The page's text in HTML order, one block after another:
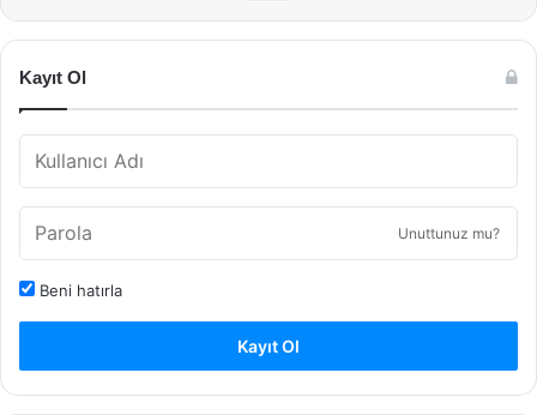
Kayıt Ol
Unuttunuz mu?
Beni hatırla
Kayıt Ol